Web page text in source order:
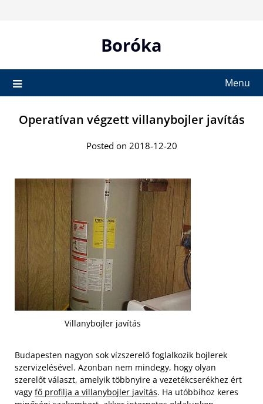
Boróka
Menu
Operatívan végzett villanybojler javítás
Posted on 2018-12-20
Villanybojler javítás
Budapesten nagyon sok vízszerelő foglalkozik bojlerek
szervizelésével. Azonban nem mindegy, hogy olyan
szerelőt választ, amelyik többnyire a vezetékcserékhez ért
vagy fő profilja a villanybojler javítás. Ha utóbbihoz keres